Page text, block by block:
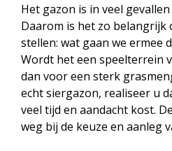
Het gazon is in veel
Daarom is het zo belangrijk
stellen: wat gaan we ermee
Wordt het een speelterrein
dan voor een sterk
echt siergazon, realiseer u
veel tijd en aandacht kost.
weg bij de keuze en aanleg